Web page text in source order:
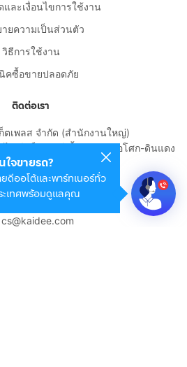
ใจขายรถ?
ยดีออโต้และพาร์ทเนอร์ทั่ว
ะเทศพร้อมดูแลคุณ
ละเงื่อนไขการใช้งาน
ยความเป็นส่วนตัว
วิธีการใช้งาน
คซื้อขายปลอดภัย
ติดต่อเรา
ตเพลส จำกัด (สำนักงานใหญ่)
ไนน์ เซ็นเตอร์ ชั้น 22 ถนนอโศก-ดินแดง
นแดง เขตดินแดง
เทพมหานคร 10400
cs@kaidee.com